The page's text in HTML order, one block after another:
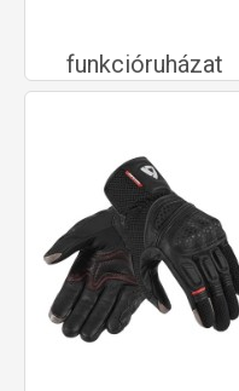
funkcióruházat